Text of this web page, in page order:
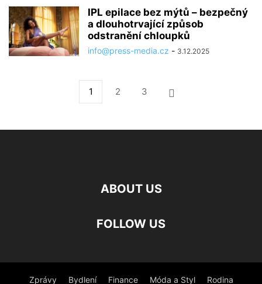
IPL epilace bez mýtů – bezpečný
a dlouhotrvající způsob
odstranění chloupků
info@press-media.cz - 3.12.2025
1 2 3
ABOUT US
FOLLOW US
Zprávy Bydlení Finance Móda a Styl Rodina